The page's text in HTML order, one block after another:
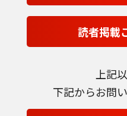
読者掲載
上記
下記からお問